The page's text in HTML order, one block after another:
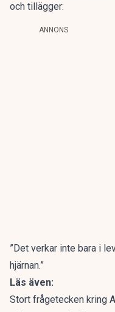
och tillägger:
ANNONS
”Det verkar inte bara i
hjärnan.”
Läs även:
Stort frågetecken kring